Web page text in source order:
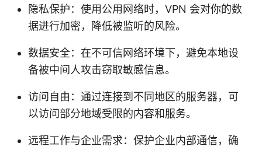
隐私保护：使用公用网络时，VPN 会对你的数
据进行加密，降低被监听的风险。
数据安全：在不可信网络环境下，避免本地设
备被中间人攻击窃取敏感信息。
访问自由：通过连接到不同地区的服务器，可
以访问部分地域受限的内容和服务。
远程工作与企业需求：保护企业内部通信，确